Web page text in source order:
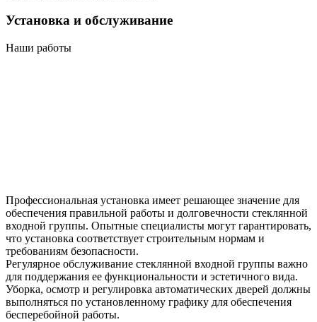
Установка и обслуживание
Наши работы
Профессиональная установка имеет решающее значение для
обеспечения правильной работы и долговечности стеклянной
входной группы. Опытные специалисты могут гарантировать,
что установка соответствует строительным нормам и
требованиям безопасности.
Регулярное обслуживание стеклянной входной группы важно
для поддержания ее функциональности и эстетичного вида.
Уборка, осмотр и регулировка автоматических дверей должны
выполняться по установленному графику для обеспечения
бесперебойной работы.